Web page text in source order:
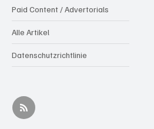
Paid Content / Advertorials
Alle Artikel
Datenschutzrichtlinie